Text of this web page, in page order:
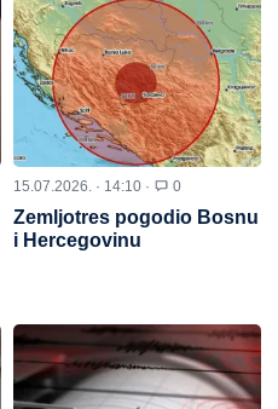
15.07.2026. · 14:10 · 0
Zemljotres pogodio Bosnu
i Hercegovinu